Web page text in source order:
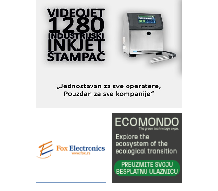
industrijsku automatizaciju
pionirskimmobile operator PANEL-OM
Fleksibilno stezanje i brzo
podešavanje u proizvodnji prototipova
KIP KOP – napredna rešenja za
savremene industrijske i logističke
Alba d.o.o. – 35 godina preciznosti u
metrologiji i pametnim dozirnim
IBeRTIM - oprema za ispitivanje
STAUFF – Komponente koje
povećavaju pouzdanost hidrauličkih
sistema
YAMADA pumpe – japanska
pouzdanost u transferu fluida